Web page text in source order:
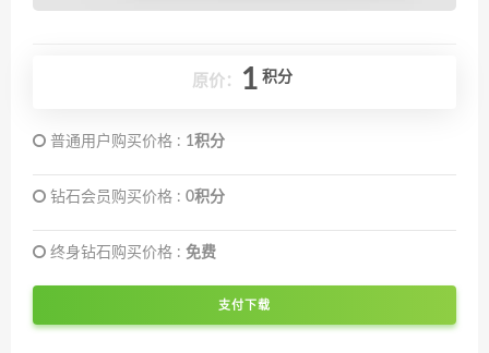
原价： 1 积分
普通用户购买价格 : 1积分
钻石会员购买价格 : 0积分
终身钻石购买价格 : 免费
支付下载